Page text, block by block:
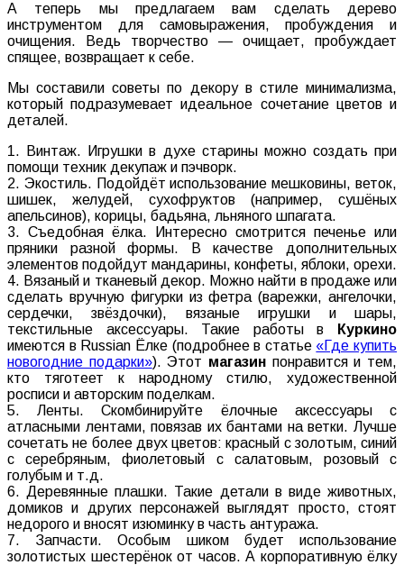
А теперь мы предлагаем вам сделать дерево
инструментом для самовыражения, пробуждения и
очищения. Ведь творчество — очищает, пробуждает
спящее, возвращает к себе.
Мы составили советы по декору в стиле минимализма,
который подразумевает идеальное сочетание цветов и
деталей.
1. Винтаж. Игрушки в духе старины можно создать при
помощи техник декупаж и пэчворк.
2. Экостиль. Подойдёт использование мешковины, веток,
шишек, желудей, сухофруктов (например, сушёных
апельсинов), корицы, бадьяна, льняного шпагата.
3. Съедобная ёлка. Интересно смотрится печенье или
пряники разной формы. В качестве дополнительных
элементов подойдут мандарины, конфеты, яблоки, орехи.
4. Вязаный и тканевый декор. Можно найти в продаже или
сделать вручную фигурки из фетра (варежки, ангелочки,
сердечки, звёздочки), вязаные игрушки и шары,
текстильные аксессуары. Такие работы в
Куркино
имеются в Russian Ёлке (подробнее в статье «Где купить
новогодние подарки»). Этот магазин понравится и тем,
кто тяготеет к народному стилю, художественной
росписи и авторским поделкам.
5. Ленты. Скомбинируйте ёлочные аксессуары с
атласными лентами, повязав их бантами на ветки. Лучше
сочетать не более двух цветов: красный с золотым, синий
с серебряным, фиолетовый с салатовым, розовый с
голубым и т.д.
6. Деревянные плашки. Такие детали в виде животных,
домиков и других персонажей выглядят просто, стоят
недорого и вносят изюминку в часть антуража.
7. Запчасти. Особым шиком будет использование
золотистых шестерёнок от часов. А корпоративную ёлку